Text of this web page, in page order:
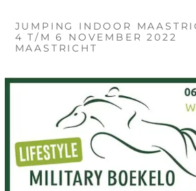
JUMPING INDOOR
4 T/M 6 NOVEMBER 2022
MAASTRICHT